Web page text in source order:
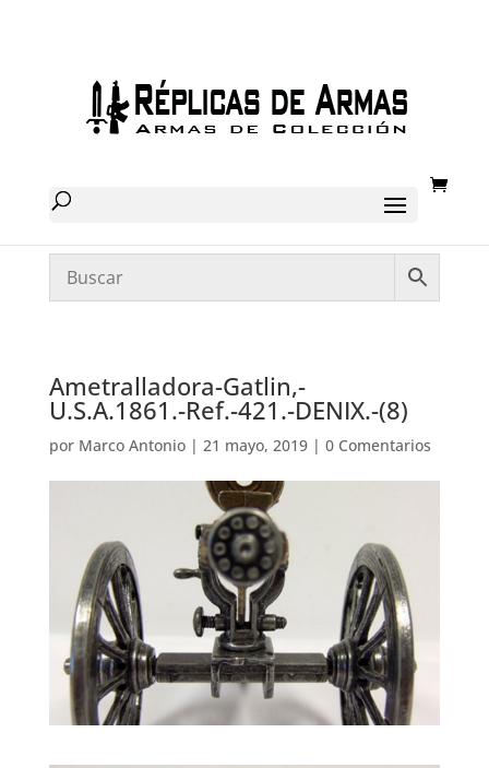
Ametralladora-Gatlin,-
U.S.A.1861.-Ref.-421.-DENIX.-(8)
por Marco Antonio| 21 mayo, 2019| 0 Comentarios